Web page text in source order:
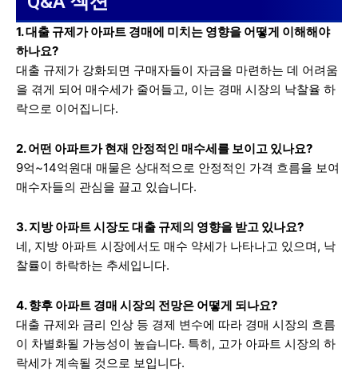
1. 대출 규제가 아파트 경매에 미치는 영향을 어떻게 이해해야
하나요?
대출 규제가 강화되면 구매자들이 자금을 마련하는 데 어려움
을 겪게 되어 매수세가 줄어들고, 이는 경매 시장의 낙찰율 하
락으로 이어집니다.
2. 어떤 아파트가 현재 안정적인 매수세를 보이고 있나요?
9억~14억원대 매물은 상대적으로 안정적인 가격 흐름을 보여
매수자들의 관심을 끌고 있습니다.
3. 지방 아파트 시장도 대출 규제의 영향을 받고 있나요?
네, 지방 아파트 시장에서도 매수 약세가 나타나고 있으며, 낙
찰률이 하락하는 추세입니다.
4. 향후 아파트 경매 시장의 전망은 어떻게 되나요?
대출 규제와 금리 인상 등 경제 변수에 따라 경매 시장의 흐름
이 차별화될 가능성이 높습니다. 특히, 고가 아파트 시장의 하
락세가 계속될 것으로 보입니다.